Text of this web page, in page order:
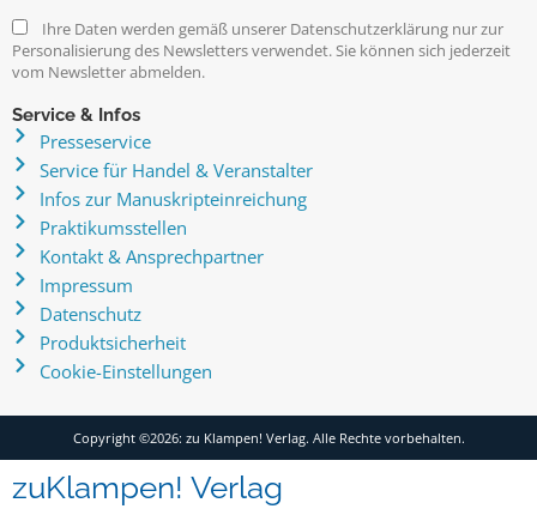
Ihre Daten werden gemäß unserer Datenschutzerklärung nur zur
Personalisierung des Newsletters verwendet. Sie können sich jederzeit
vom Newsletter abmelden.
Service & Infos
Presseservice
Service für Handel & Veranstalter
Infos zur Manuskripteinreichung
Praktikumsstellen
Kontakt & Ansprechpartner
Impressum
Datenschutz
Produktsicherheit
Cookie-Einstellungen
Copyright ©2026: zu Klampen! Verlag. Alle Rechte vorbehalten.
zuKlampen! Verlag